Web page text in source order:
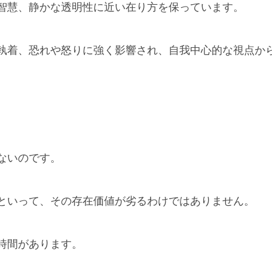
、静かな透明性に近い在り方を保っています。
、恐れや怒りに強く影響され、自我中心的な視点か
のです。
って、その存在価値が劣るわけではありません。
があります。